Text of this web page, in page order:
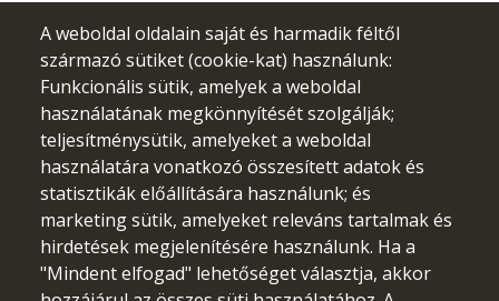
Az Európai Unió finanszírozásával. Az itt szereplő vélemények
A weboldal oldalain saját és harmadik féltől
származó sütiket (cookie-kat) használunk:
Funkcionális sütik, amelyek a weboldal
használatának megkönnyítését szolgálják;
teljesítménysütik, amelyeket a weboldal
használatára vonatkozó összesített adatok és
statisztikák előállítására használunk; és
marketing sütik, amelyeket releváns tartalmak és
hirdetések megjelenítésére használunk. Ha a
"Mindent elfogad" lehetőséget választja, akkor